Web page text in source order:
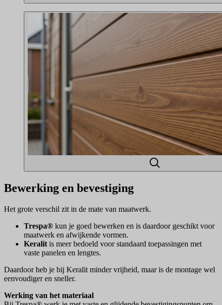
Bewerking en bevestiging
Het grote verschil zit in de mate van maatwerk.
Trespa® kun je goed bewerken en is daardoor geschikt voor
maatwerk en afwijkende vormen.
Keralit is meer bedoeld voor standaard toepassingen met
vaste panelen en lengtes.
Daardoor heb je bij Keralit minder vrijheid, maar is de montage wel
eenvoudiger en sneller.
Werking van het materiaal